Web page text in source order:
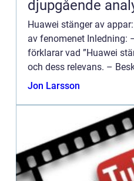
djupgående
Huawei stänger av
av fenomenet Inledning:
förklarar vad ”Huawei
och dess relevans. –
kommer att struktureras
Jon Larsson